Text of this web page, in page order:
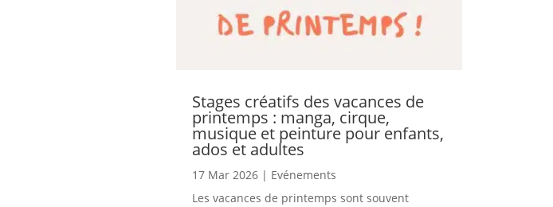
Stages créatifs des vacances de
printemps : manga, cirque,
musique et peinture pour enfants,
ados et adultes
17 Mar 2026| Evénements
Les vacances de printemps sont souvent